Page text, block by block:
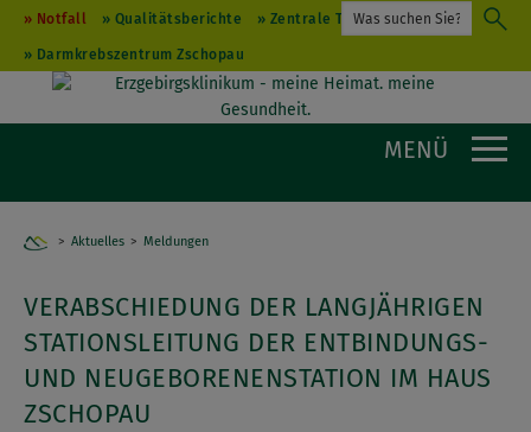
Notfall Qualitätsberichte Zentrale Terminvergabe
Darmkrebszentrum Zschopau
MENÜ
Home
Aktuelles Meldungen
VERABSCHIEDUNG DER LANGJÄHRIGEN
STATIONSLEITUNG DER ENTBINDUNGS-
UND NEUGEBORENENSTATION IM HAUS
ZSCHOPAU